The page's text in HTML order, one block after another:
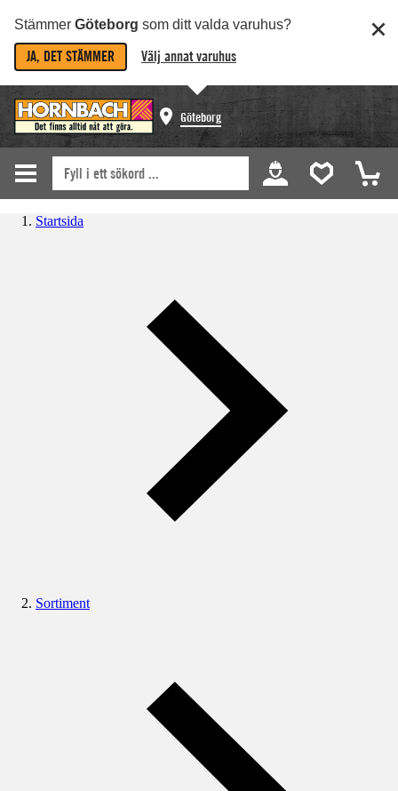
Stämmer Göteborg som ditt valda varuhus?
JA, DET STÄMMER Välj annat varuhus
Göteborg
Startsida
Sortiment